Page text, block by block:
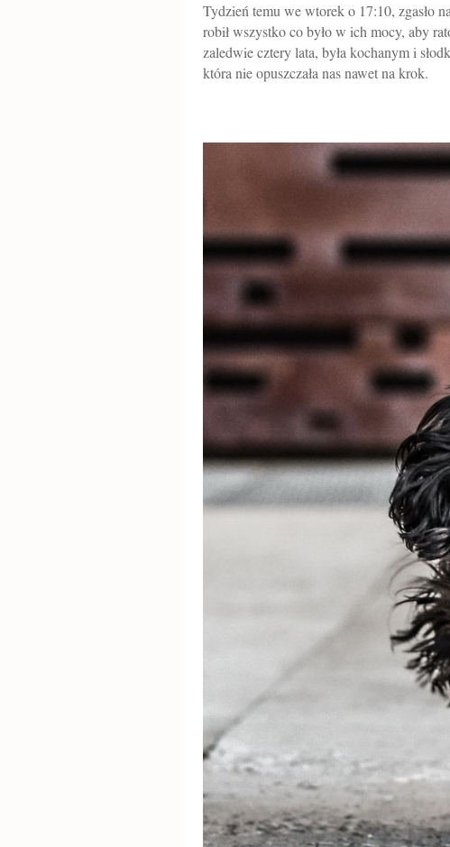
Tydzień temu we wtorek o 17:10, zgasło
robił wszystko co było w ich mocy, aby
zaledwie cztery lata, była kochanym i
która nie opuszczała nas nawet na krok.